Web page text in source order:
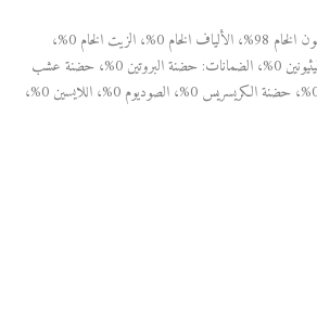
التحليل: البروتين الخام 0%، الدهون الخام 98%، الألياف الخام 0%، الزيت الخام 0%،
الصوديوم 0%، اللايسين 0%، الميثيونين 0%، الضمانات: حضنة البروتين 0%، حضنة عشب
أمتيريس 98%، حضنة السليلوز 0%، حضنة الكريسريس 0%، الصوديوم 0%، اللايسين 0%،